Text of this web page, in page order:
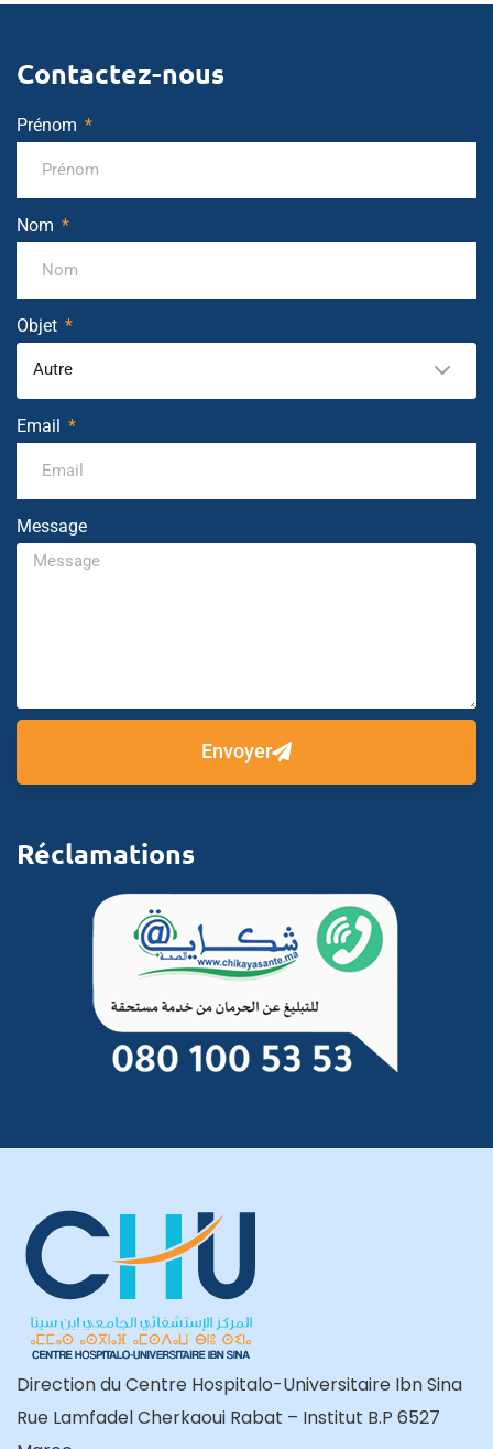
Contactez-nous
Prénom
Nom
Objet
Autre
Email
Message
Envoyer
Réclamations
Direction du Centre Hospitalo-Universitaire Ibn Sina
Rue Lamfadel Cherkaoui Rabat – Institut B.P 6527